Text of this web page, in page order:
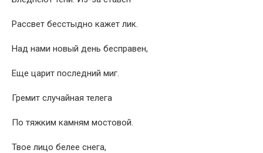
Рассвет бесстыдно кажет лик.
Над нами новый день бесправен,
Еще царит последний миг.
Гремит случайная телега
По тяжким камням мостовой.
Твое лицо белее снега,